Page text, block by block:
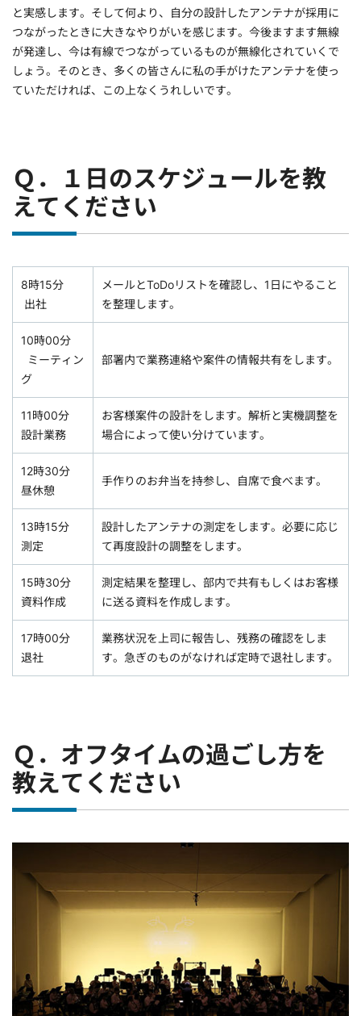
と実感します。そして何より、自分の設計したアンテナが採用に
つながったときに大きなやりがいを感じます。今後ますます無線
が発達し、今は有線でつながっているものが無線化されていくで
しょう。そのとき、多くの皆さんに私の手がけたアンテナを使っ
ていただければ、この上なくうれしいです。
Ｑ．１日のスケジュールを教
えてください
8時15分
出社
メールとToDoリストを確認し、1日にやること
を整理します。
10時00分
ミーティン
グ
部署内で業務連絡や案件の情報共有をします。
11時00分
設計業務
お客様案件の設計をします。解析と実機調整を
場合によって使い分けています。
12時30分
昼休憩
手作りのお弁当を持参し、自席で食べます。
13時15分
測定
設計したアンテナの測定をします。必要に応じ
て再度設計の調整をします。
15時30分
資料作成
測定結果を整理し、部内で共有もしくはお客様
に送る資料を作成します。
17時00分
退社
業務状況を上司に報告し、残務の確認をしま
す。急ぎのものがなければ定時で退社します。
Ｑ．オフタイムの過ごし方を
教えてください